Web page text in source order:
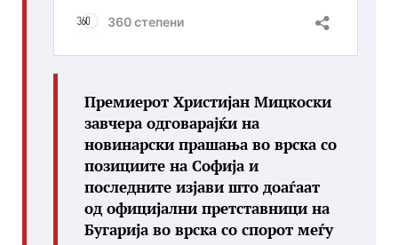
Премиерот Христијан Мицкоски
завчера одговарајќи на
новинарски прашања во врска со
позициите на Софија и
последните изјави што доаѓаат
од официјални претставници на
Бугарија во врска со спорот меѓу